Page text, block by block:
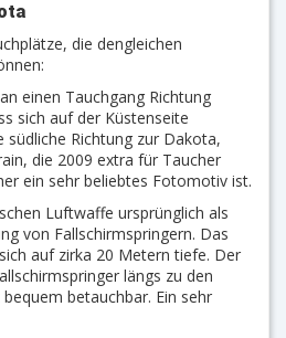
die dengleichen
einen Tauchgang Richtung
sich auf der Küstenseite
Richtung zur Dakota,
die 2009 extra für Taucher
ein sehr beliebtes Fotomotiv ist.
Luftwaffe ursprünglich als
von Fallschirmspringern. Das
auf zirka 20 Metern tiefe. Der
längs zu den
betauchbar. Ein sehr